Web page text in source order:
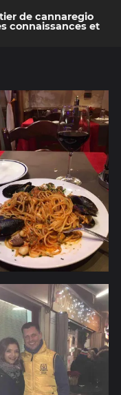
de cannaregio
connaissances et